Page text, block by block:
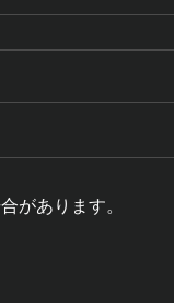
があります。